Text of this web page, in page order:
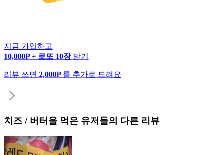
지금 가입하고
10,000P + 로또 10장 받기
리뷰 쓰면 2,000P 를 추가로 드려요
치즈 / 버터 을 먹은 유저들의 다른 리뷰